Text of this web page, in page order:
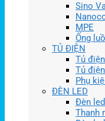
Sino
MPE
Ống
TỦ ĐIỆN
Tủ
Tủ
Phụ
ĐÈN LED
Đèn
Thanh